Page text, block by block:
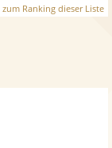
Ranking dieser Liste